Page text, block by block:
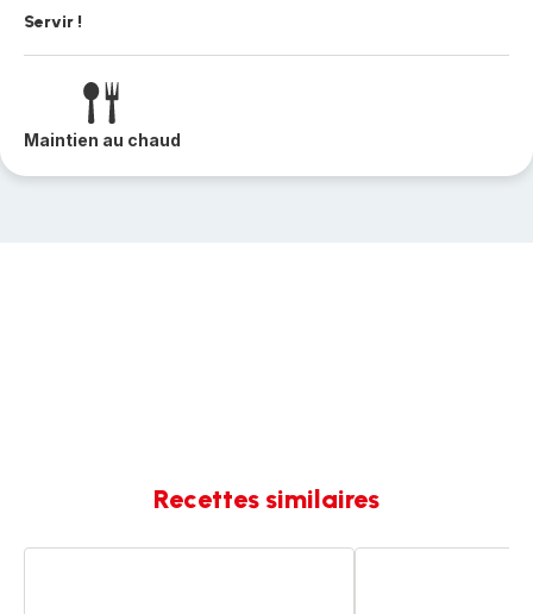
Servir !
Maintien au chaud
Recettes similaires